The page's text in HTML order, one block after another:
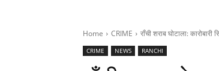
Home CRIME राँची शराब घोटाला:
CRIME NEWS RANCHI